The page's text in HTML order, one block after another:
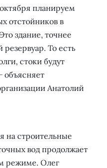
планируем
отстойников в
здание, точнее
То есть
стоки будут
объясняет
Анатолий
на строительные
вод продолжает
режиме. Олег